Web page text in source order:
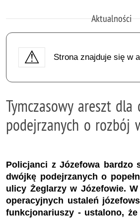
Aktualności
Strona znajduje się w
Tymczasowy areszt dla
podejrzanych o rozbój
Policjanci z Józefowa bardzo
dwójkę podejrzanych o
ulicy Żeglarzy w Józefowie.
operacyjnych ustaleń
funkcjonariuszy - ustalono, że